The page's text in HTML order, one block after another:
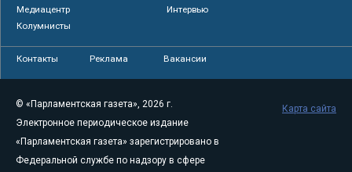
Медиацентр
Интервью
Колумнисты
Контакты Реклама Вакансии
© «Парламентская газета», 2026 г.
Электронное периодическое издание
«Парламентская газета» зарегистрировано в
Федеральной службе по надзору в сфере
Карта сайта